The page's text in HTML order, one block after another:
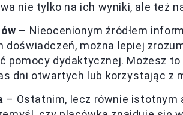
nie tylko na ich wyniki, ale też
– Nieocenionym źródłem
doświadczeń, można lepiej
pomocy dydaktycznej. Możesz to
dni otwartych lub korzystając z
– Ostatnim, lecz równie istotnym